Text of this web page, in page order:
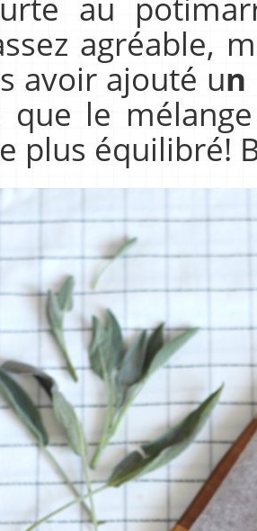
agréable,
avoir ajouté un
que le
plus équilibré!